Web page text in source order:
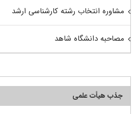
مشاوره انتخاب رشته کارشناسی ارشد
مصاحبه دانشگاه شاهد
جذب هیأت علمی